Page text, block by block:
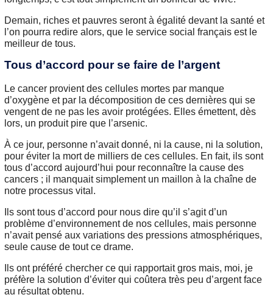
Demain, riches et pauvres seront à égalité devant la santé et
l’on pourra redire alors, que le service social français est le
meilleur de tous.
Tous d’accord pour se faire de l’argent
Le cancer provient des cellules mortes par manque
d’oxygène et par la décomposition de ces dernières qui se
vengent de ne pas les avoir protégées. Elles émettent, dès
lors, un produit pire que l’arsenic.
À ce jour, personne n’avait donné, ni la cause, ni la solution,
pour éviter la mort de milliers de ces cellules. En fait, ils sont
tous d’accord aujourd’hui pour reconnaître la cause des
cancers ; il manquait simplement un maillon à la chaîne de
notre processus vital.
Ils sont tous d’accord pour nous dire qu’il s’agit d’un
problème d’environnement de nos cellules, mais personne
n’avait pensé aux variations des pressions atmosphériques,
seule cause de tout ce drame.
Ils ont préféré chercher ce qui rapportait gros mais, moi, je
préfère la solution d’éviter qui coûtera très peu d’argent face
au résultat obtenu.